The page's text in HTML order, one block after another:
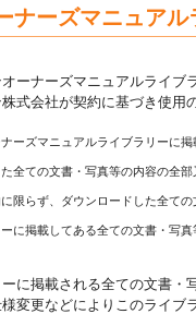
ナーズマニュア
ーナーズマニュアルライ
式会社が契約に基づき使用
ーズマニュアルライブラリーに
全ての文書・写真等の内容の全
限らず、ダウンロードした全て
に掲載してある全ての文書・写
に掲載される全ての文書
変更などによりこのライ